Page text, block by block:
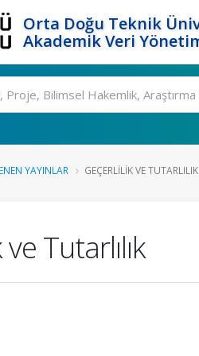
Orta Doğu Teknik
Akademik Veri
YAYINLAR GEÇERLILIK VE TUTARLILIK
Tutarlılık